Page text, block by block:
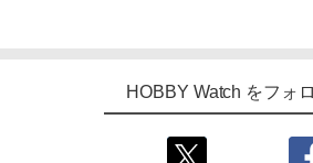
HOBBY Watch をフォ